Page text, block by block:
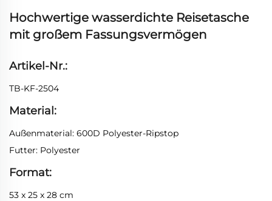
Hochwertige wasserdichte Reisetasche
mit großem Fassungsvermögen
Artikel-Nr.:
TB-KF-2504
Material:
Außenmaterial: 600D Polyester-Ripstop
Futter: Polyester
Format:
53 x 25 x 28 cm